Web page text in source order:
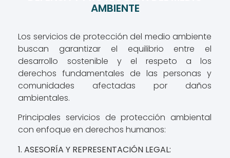
AMBIENTE
Los servicios de protección del medio ambiente
buscan garantizar el equilibrio entre el
desarrollo sostenible y el respeto a los
derechos fundamentales de las personas y
comunidades afectadas por daños
ambientales.
Principales servicios de protección ambiental
con enfoque en derechos humanos:
1. ASESORÍA Y REPRESENTACIÓN LEGAL: